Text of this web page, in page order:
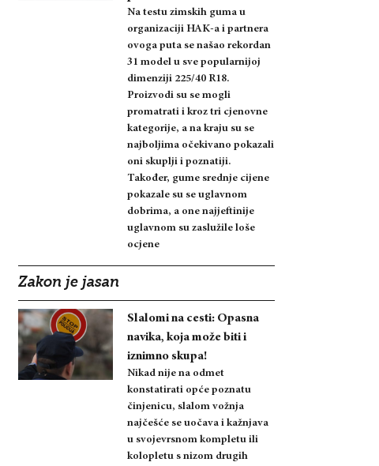
Na testu zimskih guma u
organizaciji HAK-a i partnera
ovoga puta se našao rekordan
31 model u sve popularnijoj
dimenziji 225/40 R18.
Proizvodi su se mogli
promatrati i kroz tri cjenovne
kategorije, a na kraju su se
najboljima očekivano pokazali
oni skuplji i poznatiji.
Također, gume srednje cijene
pokazale su se uglavnom
dobrima, a one najjeftinije
uglavnom su zaslužile loše
ocjene
Zakon je jasan
Slalomi na cesti: Opasna
navika, koja može biti i
iznimno skupa!
Nikad nije na odmet
konstatirati opće poznatu
činjenicu, slalom vožnja
najčešće se uočava i kažnjava
u svojevrsnom kompletu ili
kolopletu s nizom drugih